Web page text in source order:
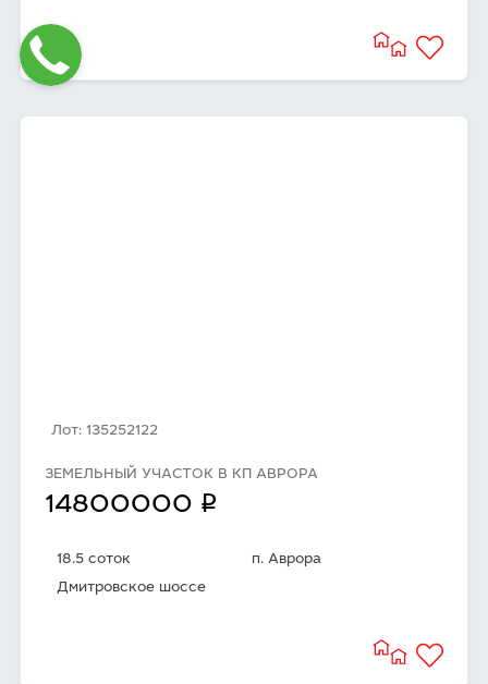
Лот: 135252122
ЗЕМЕЛЬНЫЙ УЧАСТОК В КП АВРОРА
14800000 q
18.5 соток
п. Аврора
Дмитровское шоссе